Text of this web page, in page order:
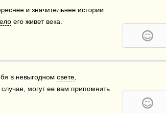
и значительнее истории
его живет века.
в невыгодном свете
могут ее вам припомнить